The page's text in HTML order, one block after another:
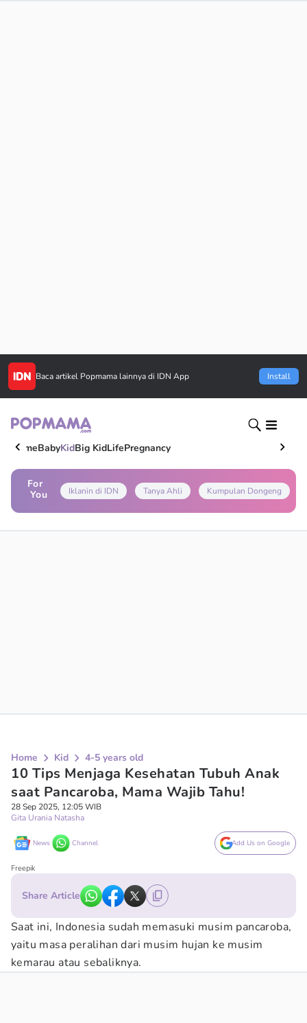
Baca artikel Popmama lainnya di IDN App Install
HomeBabyKidBig KidLifePregnancy
For
You
Iklanin di IDN Tanya Ahli Kumpulan Dongeng
Home Kid 4-5 years old
10 Tips Menjaga Kesehatan Tubuh Anak
saat Pancaroba, Mama Wajib Tahu!
28 Sep 2025, 12:05 WIB
Gita Urania Natasha
News Channel Add Us on Google
Freepik
Share Article
Saat ini, Indonesia sudah memasuki musim pancaroba,
yaitu masa peralihan dari musim hujan ke musim
kemarau atau sebaliknya.